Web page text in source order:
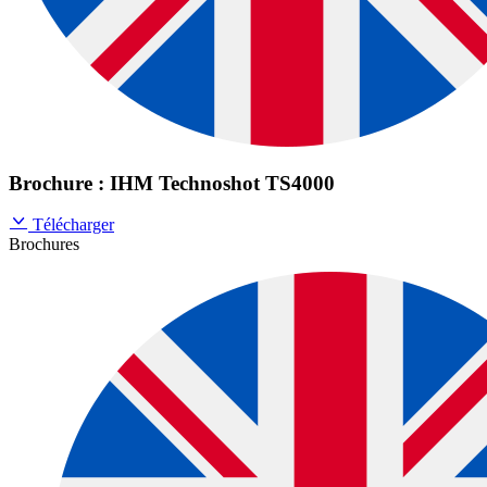
Brochure : IHM Technoshot TS4000
Télécharger
Brochures